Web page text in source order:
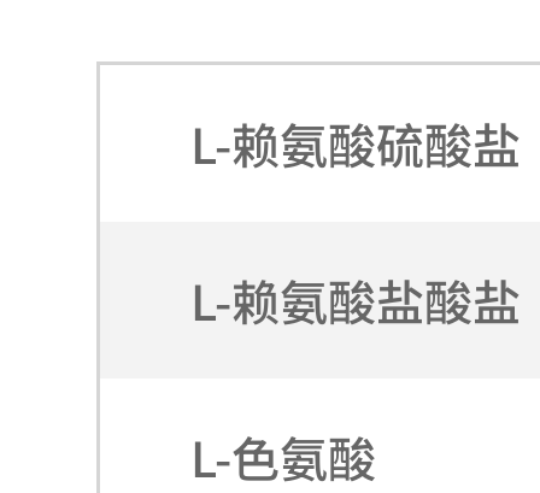
L-赖氨酸硫酸盐
L-赖氨酸盐酸盐
L-色氨酸